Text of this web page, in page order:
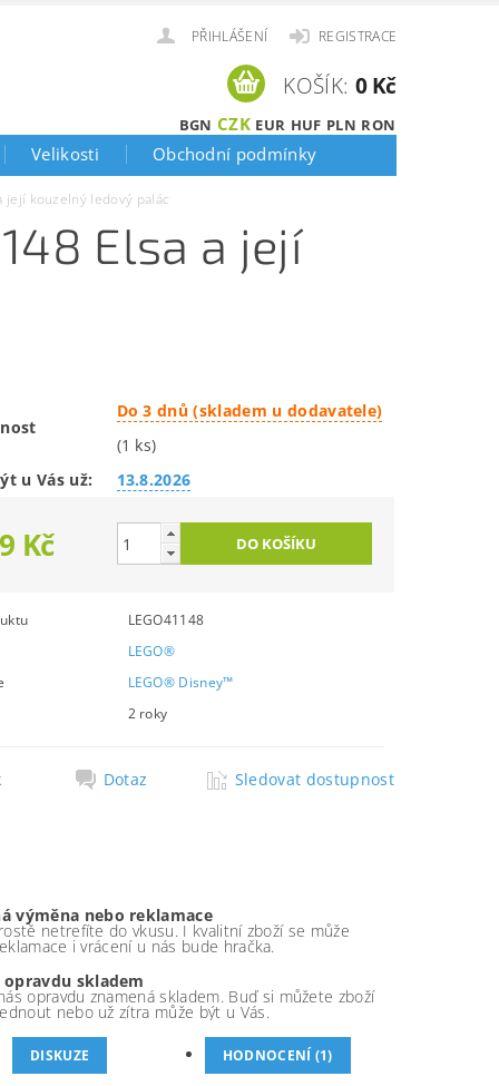
PŘIHLÁŠENÍ REGISTRACE
BGN CZK EUR HUF PLN RON
KOŠÍK: 0 Kč
Velikosti Obchodní podmínky
její kouzelný ledový palác
Elsa a její
Do 3 dnů (skladem u dodavatele)
(1 ks)
u Vás už:
13.8.2026
Kč
LEGO41148
LEGO®
LEGO® Disney™
2 roky
Dotaz Sledovat dostupnost
výměna nebo reklamace
netrefíte do vkusu. I kvalitní zboží se může
i vrácení u nás bude hračka.
opravdu skladem
opravdu znamená skladem. Buď si můžete zboží
nebo už zítra může být u Vás.
DISKUZE HODNOCENÍ (1)